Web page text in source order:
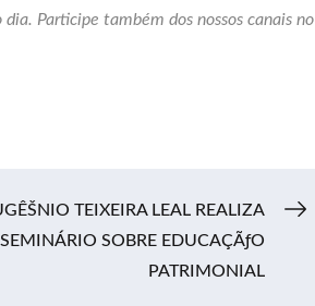
Participe também dos nossos canais no
TEIXEIRA LEAL REALIZA
SEMINÁRIO SOBRE EDUCAÇÃƒO
PATRIMONIAL